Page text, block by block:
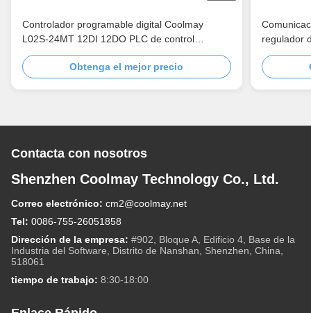
Controlador programable digital Coolmay
L02S-24MT 12DI 12DO PLC de control
industrial 200K para automatización industrial
PLC entrada 24VDCObtenga el mejor precio
regulador
24VDC
Contacta con nosotros
Shenzhen Coolmay Technology Co., Ltd.
Correo electrónico: cm2@coolmay.net
Tel: 0086-755-26051858
Dirección de la empresa: #902, Bloque A, Edificio 4, Base de la
Industria del Software, Distrito de Nanshan, Shenzhen, China,
518061
tiempo de trabajo: 8:30-18:00